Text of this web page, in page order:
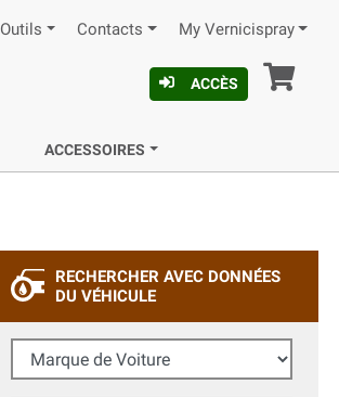
Outils Contacts My Vernicispray
ACCÈS
ACCESSOIRES
RECHERCHER AVEC DONNÉES
DU VÉHICULE
Marque de Voiture